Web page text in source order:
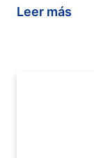
Leer más